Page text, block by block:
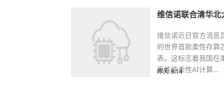
维信诺联合清华北
维信诺近日官方消息
的世界首款柔性存
表。这标志着我国在
高性能柔性AI计算…
昨天 9:14